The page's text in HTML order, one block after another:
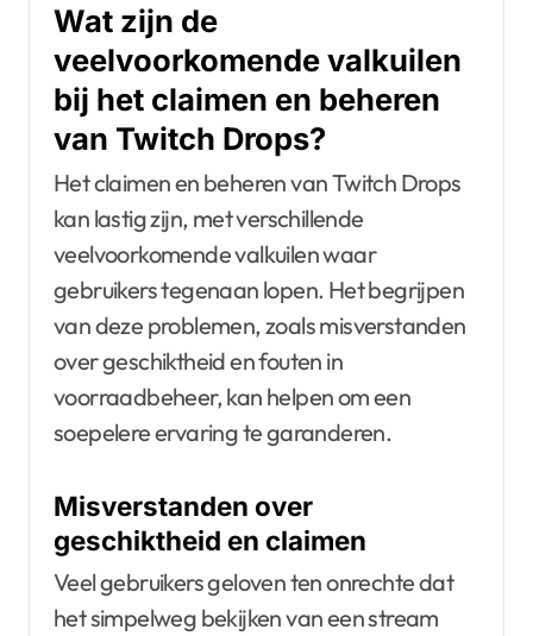
Wat zijn de
veelvoorkomende valkuilen
bij het claimen en beheren
van Twitch Drops?
Het claimen en beheren van Twitch Drops
kan lastig zijn, met verschillende
veelvoorkomende valkuilen waar
gebruikers tegenaan lopen. Het begrijpen
van deze problemen, zoals misverstanden
over geschiktheid en fouten in
voorraadbeheer, kan helpen om een
soepelere ervaring te garanderen.
Misverstanden over
geschiktheid en claimen
Veel gebruikers geloven ten onrechte dat
het simpelweg bekijken van een stream